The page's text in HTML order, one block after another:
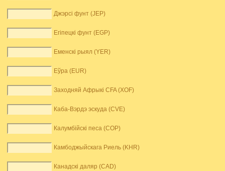
Джэрсі фунт (JEP)
Егіпецкі фунт (EGP)
Еменскі рыял (YER)
Еўра (EUR)
Заходняй Афрыкі CFA (XOF)
Каба-Вэрдэ эскуда (CVE)
Калумбійскі песа (COP)
Камбоджыйскага Риель (KHR)
Канадскі даляр (CAD)